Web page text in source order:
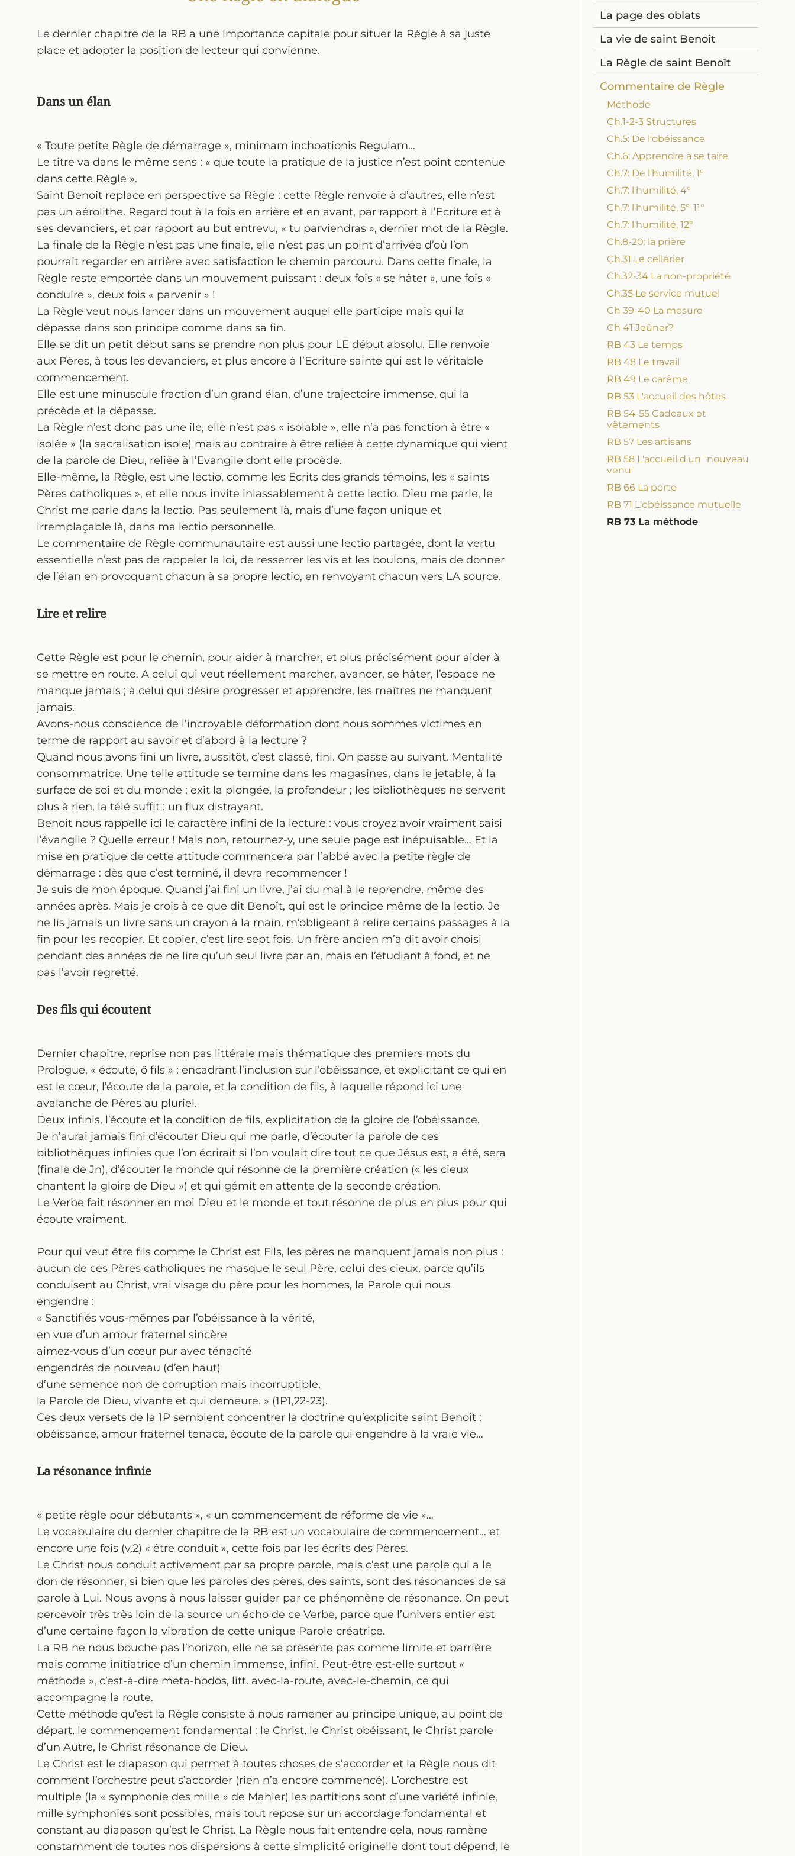
Le dernier chapitre de la RB a une importance capitale pour situer la Règle à sa juste
place et adopter la position de lecteur qui convienne.
Dans un élan
« Toute petite Règle de démarrage », minimam inchoationis Regulam…
Le titre va dans le même sens : « que toute la pratique de la justice n’est point contenue
dans cette Règle ».
Saint Benoît replace en perspective sa Règle : cette Règle renvoie à d’autres, elle n’est
pas un aérolithe. Regard tout à la fois en arrière et en avant, par rapport à l’Ecriture et à
ses devanciers, et par rapport au but entrevu, « tu parviendras », dernier mot de la Règle.
La finale de la Règle n’est pas une finale, elle n’est pas un point d’arrivée d’où l’on
pourrait regarder en arrière avec satisfaction le chemin parcouru. Dans cette finale, la
Règle reste emportée dans un mouvement puissant : deux fois « se hâter », une fois «
conduire », deux fois « parvenir » !
La Règle veut nous lancer dans un mouvement auquel elle participe mais qui la
dépasse dans son principe comme dans sa fin.
Elle se dit un petit début sans se prendre non plus pour LE début absolu. Elle renvoie
aux Pères, à tous les devanciers, et plus encore à l’Ecriture sainte qui est le véritable
commencement.
Elle est une minuscule fraction d’un grand élan, d’une trajectoire immense, qui la
précède et la dépasse.
La Règle n’est donc pas une île, elle n’est pas « isolable », elle n’a pas fonction à être «
isolée » (la sacralisation isole) mais au contraire à être reliée à cette dynamique qui vient
de la parole de Dieu, reliée à l’Evangile dont elle procède.
Elle-même, la Règle, est une lectio, comme les Ecrits des grands témoins, les « saints
Pères catholiques », et elle nous invite inlassablement à cette lectio. Dieu me parle, le
Christ me parle dans la lectio. Pas seulement là, mais d’une façon unique et
irremplaçable là, dans ma lectio personnelle.
Le commentaire de Règle communautaire est aussi une lectio partagée, dont la vertu
essentielle n’est pas de rappeler la loi, de resserrer les vis et les boulons, mais de donner
de l’élan en provoquant chacun à sa propre lectio, en renvoyant chacun vers LA source.
Lire et relire
Cette Règle est pour le chemin, pour aider à marcher, et plus précisément pour aider à
se mettre en route. A celui qui veut réellement marcher, avancer, se hâter, l’espace ne
manque jamais ; à celui qui désire progresser et apprendre, les maîtres ne manquent
jamais.
Avons-nous conscience de l’incroyable déformation dont nous sommes victimes en
terme de rapport au savoir et d’abord à la lecture ?
Quand nous avons fini un livre, aussitôt, c’est classé, fini. On passe au suivant. Mentalité
consommatrice. Une telle attitude se termine dans les magasines, dans le jetable, à la
surface de soi et du monde ; exit la plongée, la profondeur ; les bibliothèques ne servent
plus à rien, la télé suffit : un flux distrayant.
Benoît nous rappelle ici le caractère infini de la lecture : vous croyez avoir vraiment saisi
l’évangile ? Quelle erreur ! Mais non, retournez-y, une seule page est inépuisable… Et la
mise en pratique de cette attitude commencera par l’abbé avec la petite règle de
démarrage : dès que c’est terminé, il devra recommencer !
Je suis de mon époque. Quand j’ai fini un livre, j’ai du mal à le reprendre, même des
années après. Mais je crois à ce que dit Benoît, qui est le principe même de la lectio. Je
ne lis jamais un livre sans un crayon à la main, m’obligeant à relire certains passages à la
fin pour les recopier. Et copier, c’est lire sept fois. Un frère ancien m’a dit avoir choisi
pendant des années de ne lire qu’un seul livre par an, mais en l’étudiant à fond, et ne
pas l’avoir regretté.
Des fils qui écoutent
Dernier chapitre, reprise non pas littérale mais thématique des premiers mots du
Prologue, « écoute, ô fils » : encadrant l’inclusion sur l’obéissance, et explicitant ce qui en
est le cœur, l’écoute de la parole, et la condition de fils, à laquelle répond ici une
avalanche de Pères au pluriel.
Deux infinis, l’écoute et la condition de fils, explicitation de la gloire de l’obéissance.
Je n’aurai jamais fini d’écouter Dieu qui me parle, d’écouter la parole de ces
bibliothèques infinies que l’on écrirait si l’on voulait dire tout ce que Jésus est, a été, sera
(finale de Jn), d’écouter le monde qui résonne de la première création (« les cieux
chantent la gloire de Dieu ») et qui gémit en attente de la seconde création.
Le Verbe fait résonner en moi Dieu et le monde et tout résonne de plus en plus pour qui
écoute vraiment.
Pour qui veut être fils comme le Christ est Fils, les pères ne manquent jamais non plus :
aucun de ces Pères catholiques ne masque le seul Père, celui des cieux, parce qu’ils
conduisent au Christ, vrai visage du père pour les hommes, la Parole qui nous
engendre :
« Sanctifiés vous-mêmes par l’obéissance à la vérité,
en vue d’un amour fraternel sincère
aimez-vous d’un cœur pur avec ténacité
engendrés de nouveau (d’en haut)
d’une semence non de corruption mais incorruptible,
la Parole de Dieu, vivante et qui demeure. » (1P1,22-23).
Ces deux versets de la 1P semblent concentrer la doctrine qu’explicite saint Benoît :
obéissance, amour fraternel tenace, écoute de la parole qui engendre à la vraie vie…
La résonance infinie
« petite règle pour débutants », « un commencement de réforme de vie »…
Le vocabulaire du dernier chapitre de la RB est un vocabulaire de commencement… et
encore une fois (v.2) « être conduit », cette fois par les écrits des Pères.
Le Christ nous conduit activement par sa propre parole, mais c’est une parole qui a le
don de résonner, si bien que les paroles des pères, des saints, sont des résonances de sa
parole à Lui. Nous avons à nous laisser guider par ce phénomène de résonance. On peut
percevoir très très loin de la source un écho de ce Verbe, parce que l’univers entier est
d’une certaine façon la vibration de cette unique Parole créatrice.
La RB ne nous bouche pas l’horizon, elle ne se présente pas comme limite et barrière
mais comme initiatrice d’un chemin immense, infini. Peut-être est-elle surtout «
méthode », c’est-à-dire meta-hodos, litt. avec-la-route, avec-le-chemin, ce qui
accompagne la route.
Cette méthode qu’est la Règle consiste à nous ramener au principe unique, au point de
départ, le commencement fondamental : le Christ, le Christ obéissant, le Christ parole
d’un Autre, le Christ résonance de Dieu.
Le Christ est le diapason qui permet à toutes choses de s’accorder et la Règle nous dit
comment l’orchestre peut s’accorder (rien n’a encore commencé). L’orchestre est
multiple (la « symphonie des mille » de Mahler) les partitions sont d’une variété infinie,
mille symphonies sont possibles, mais tout repose sur un accordage fondamental et
constant au diapason qu’est le Christ. La Règle nous fait entendre cela, nous ramène
constamment de toutes nos dispersions à cette simplicité originelle dont tout dépend, le
La page des oblats
La vie de saint Benoît
La Règle de saint Benoît
Commentaire de Règle
Méthode
Ch.1-2-3 Structures
Ch.5: De l'obéissance
Ch.6: Apprendre à se taire
Ch.7: De l'humilité, 1°
Ch.7: l'humilité, 4°
Ch.7: l'humilité, 5°-11°
Ch.7: l'humilité, 12°
Ch.8-20: la prière
Ch.31 Le cellérier
Ch.32-34 La non-propriété
Ch.35 Le service mutuel
Ch 39-40 La mesure
Ch 41 Jeûner?
RB 43 Le temps
RB 48 Le travail
RB 49 Le carême
RB 53 L'accueil des hôtes
RB 54-55 Cadeaux et
vêtements
RB 57 Les artisans
RB 58 L'accueil d'un "nouveau
venu"
RB 66 La porte
RB 71 L'obéissance mutuelle
RB 73 La méthode